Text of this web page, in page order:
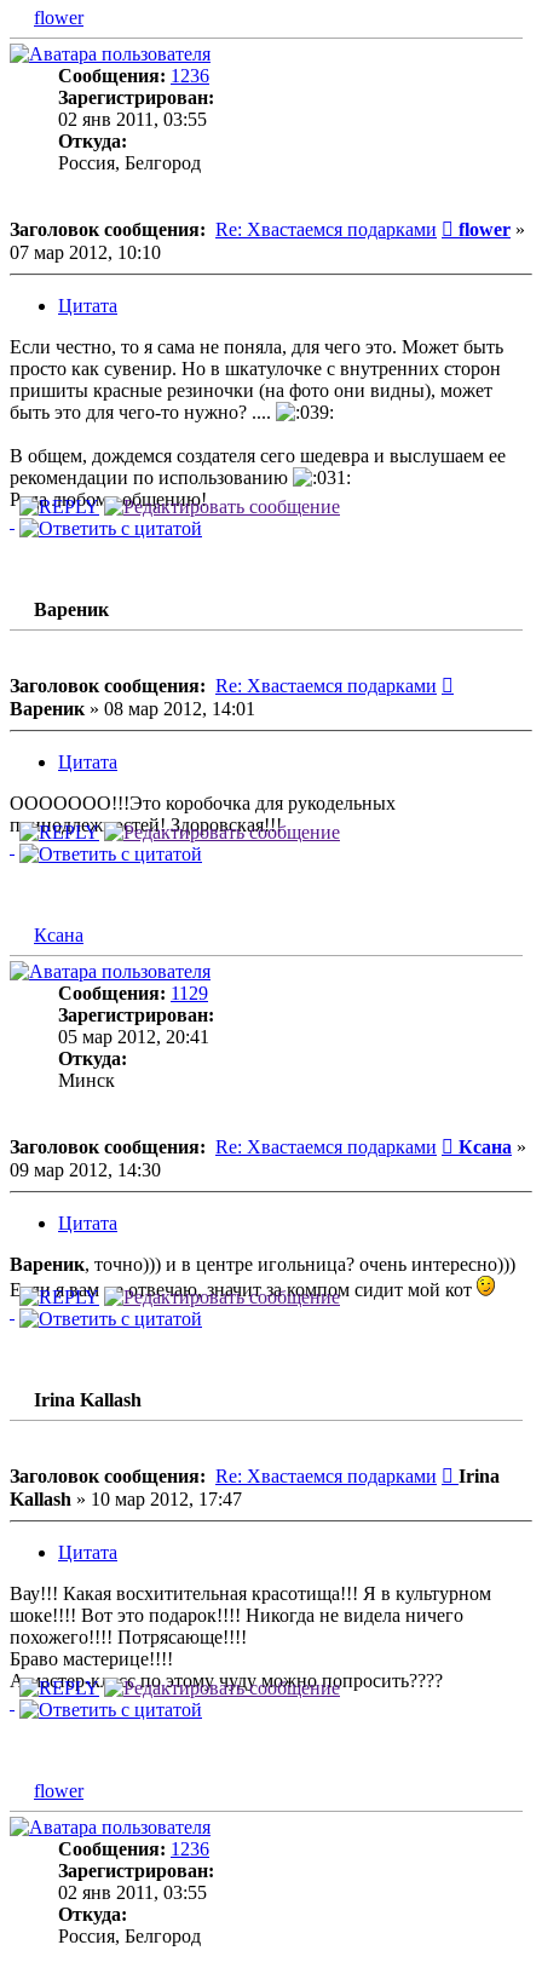
flower
Сообщения: 1236
Зарегистрирован:
02 янв 2011, 03:55
Откуда:
Россия, Белгород
Заголовок сообщения: Re: Хвастаемся подарками flower »
07 мар 2012, 10:10
Цитата
Если честно, то я сама не поняла, для чего это. Может быть
просто как сувенир. Но в шкатулочке с внутренних сторон
пришиты красные резиночки (на фото они видны), может
быть это для чего-то нужно? ....
В общем, дождемся создателя сего шедевра и выслушаем ее
рекомендации по использованию
Рада любому общению!
Вареник
Заголовок сообщения: Re: Хвастаемся подарками
Вареник » 08 мар 2012, 14:01
Цитата
ООООООО!!!Это коробочка для рукодельных
принодлежностей! Здоровская!!!
Ксана
Сообщения: 1129
Зарегистрирован:
05 мар 2012, 20:41
Откуда:
Минск
Заголовок сообщения: Re: Хвастаемся подарками Ксана »
09 мар 2012, 14:30
Цитата
Вареник, точно))) и в центре игольница? очень интересно)))
Если я вам не отвечаю, значит за компом сидит мой кот
Irina Kallash
Заголовок сообщения: Re: Хвастаемся подарками
Irina
Kallash » 10 мар 2012, 17:47
Цитата
Вау!!! Какая восхитительная красотища!!! Я в культурном
шоке!!!! Вот это подарок!!!! Никогда не видела ничего
похожего!!!! Потрясающе!!!!
Браво мастерице!!!!
А мастер-класс по этому чуду можно попросить????
flower
Сообщения: 1236
Зарегистрирован:
02 янв 2011, 03:55
Откуда:
Россия, Белгород